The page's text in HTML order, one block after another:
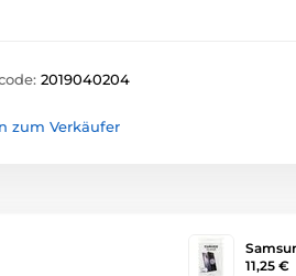
2019040204
zum Verkäufer
11,25 €